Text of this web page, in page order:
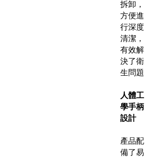
拆卸，
方便進
行深度
清潔，
有效解
決了衛
生問題
人體工
學手柄
設計
產品配
備了易